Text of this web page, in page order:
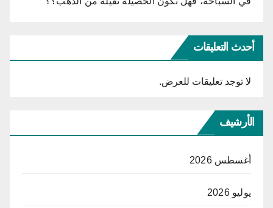
أحدث التعليقات
لا توجد تعليقات للعرض.
الأرشيف
أغسطس 2026
يوليو 2026